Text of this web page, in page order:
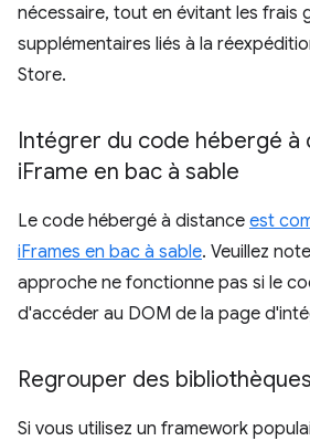
nécessaire, tout en évitant les frais
supplémentaires liés à la
Store.
Intégrer du code hébergé à
iFrame en bac à sable
Le code hébergé à distance est
iFrames en bac à sable. Veuillez
approche ne fonctionne pas si le
d'accéder au DOM de la page
Regrouper des
Si vous utilisez un framework